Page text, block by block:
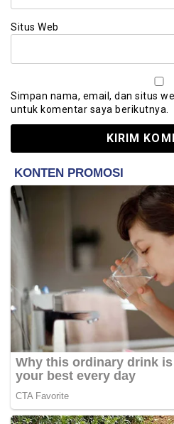
Situs Web
Simpan nama, email, dan situs
untuk komentar saya berikutnya.